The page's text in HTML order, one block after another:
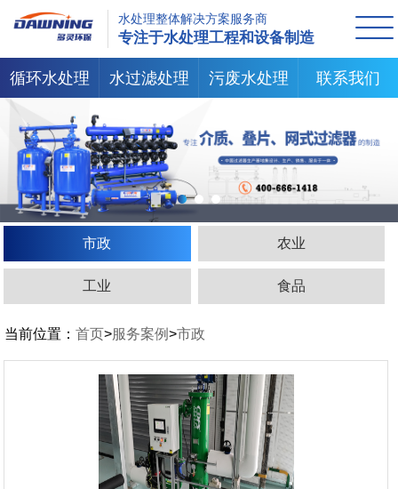
水处理整体解决方案服务商
专注于水处理工程和设备制造
循环水处理 水过滤处理 污废水处理 联系我们
市政 农业
工业 食品
当前位置： 首页>服务案例>市政